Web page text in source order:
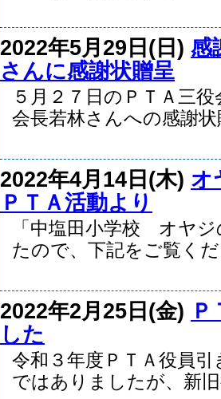
2022年5月29日(日) 感
さんに感謝状贈呈
５月２７日のＰＴＡ三
会長若林さんへの感謝状
2022年4月14日(木) オ
ＰＴＡ活動より
「中塩田小学校 オヤ
たので、下記をご覧く
2022年2月25日(金)
した
令和３年度ＰＴＡ役員
ではありましたが、新